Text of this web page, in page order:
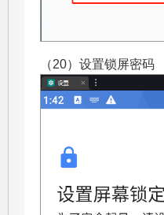
（20）设置锁屏密码